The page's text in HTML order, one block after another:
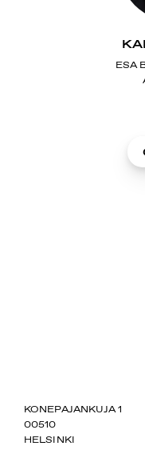
ESA
SUOMIAREENA
KONEPAJANKUJA 1
00510
HELSINKI